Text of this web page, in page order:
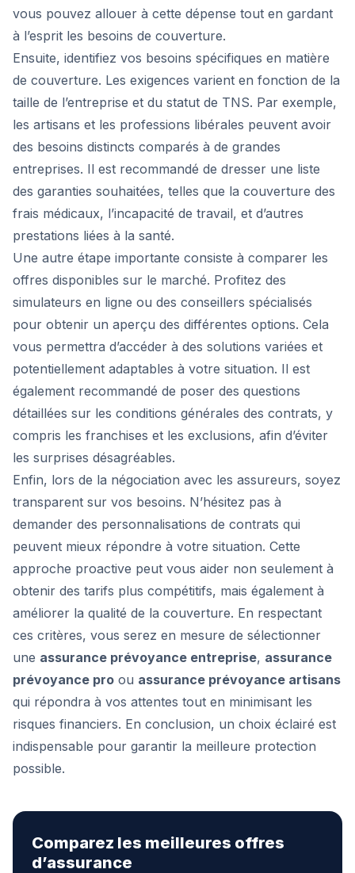
vous pouvez allouer à cette dépense tout en gardant
à l’esprit les besoins de couverture.
Ensuite, identifiez vos besoins spécifiques en matière
de couverture. Les exigences varient en fonction de la
taille de l’entreprise et du statut de TNS. Par exemple,
les artisans et les professions libérales peuvent avoir
des besoins distincts comparés à de grandes
entreprises. Il est recommandé de dresser une liste
des garanties souhaitées, telles que la couverture des
frais médicaux, l’incapacité de travail, et d’autres
prestations liées à la santé.
Une autre étape importante consiste à comparer les
offres disponibles sur le marché. Profitez des
simulateurs en ligne ou des conseillers spécialisés
pour obtenir un aperçu des différentes options. Cela
vous permettra d’accéder à des solutions variées et
potentiellement adaptables à votre situation. Il est
également recommandé de poser des questions
détaillées sur les conditions générales des contrats, y
compris les franchises et les exclusions, afin d’éviter
les surprises désagréables.
Enfin, lors de la négociation avec les assureurs, soyez
transparent sur vos besoins. N’hésitez pas à
demander des personnalisations de contrats qui
peuvent mieux répondre à votre situation. Cette
approche proactive peut vous aider non seulement à
obtenir des tarifs plus compétitifs, mais également à
améliorer la qualité de la couverture. En respectant
ces critères, vous serez en mesure de sélectionner
une assurance prévoyance entreprise, assurance
prévoyance pro ou assurance prévoyance artisans
qui répondra à vos attentes tout en minimisant les
risques financiers. En conclusion, un choix éclairé est
indispensable pour garantir la meilleure protection
possible.
Comparez les meilleures offres
d’assurance